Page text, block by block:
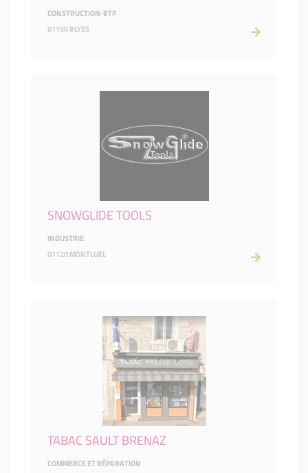
CONSTRUCTION-BTP
01150 BLYES
SNOWGLIDE TOOLS
INDUSTRIE
01120 MONTLUEL
TABAC SAULT BRENAZ
COMMERCE ET RÉPARATION